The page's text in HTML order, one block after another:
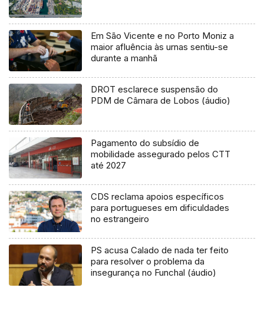
Em São Vicente e no Porto Moniz a
maior afluência às urnas sentiu-se
durante a manhã
DROT esclarece suspensão do
PDM de Câmara de Lobos (áudio)
Pagamento do subsídio de
mobilidade assegurado pelos CTT
até 2027
CDS reclama apoios específicos
para portugueses em dificuldades
no estrangeiro
PS acusa Calado de nada ter feito
para resolver o problema da
insegurança no Funchal (áudio)